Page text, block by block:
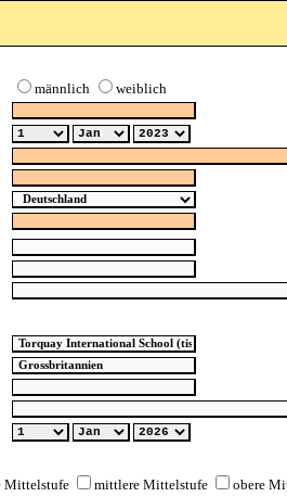
08/2026 01:00:42 PM)
männlich
weiblich
Mittelstufe mittlere Mittelstufe
obere